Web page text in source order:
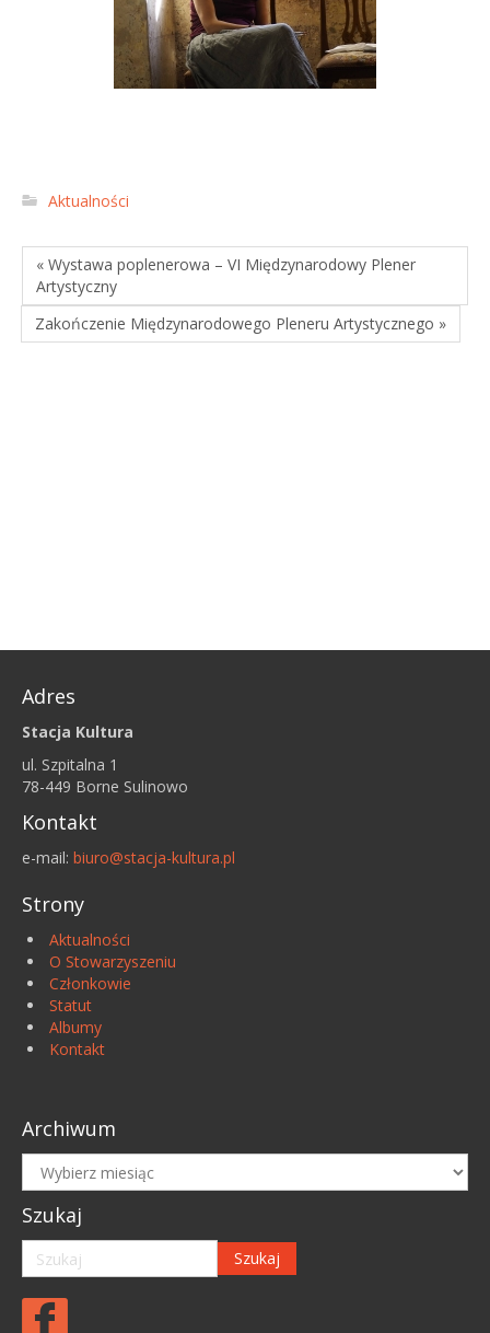
Aktualności
« Wystawa poplenerowa – VI Międzynarodowy Plener
Artystyczny
Zakończenie Międzynarodowego Pleneru Artystycznego »
Adres
Stacja Kultura
ul. Szpitalna 1
78-449 Borne Sulinowo
Kontakt
e-mail: biuro@stacja-kultura.pl
Strony
Aktualności
O Stowarzyszeniu
Członkowie
Statut
Albumy
Kontakt
Archiwum
Archiwum
Szukaj